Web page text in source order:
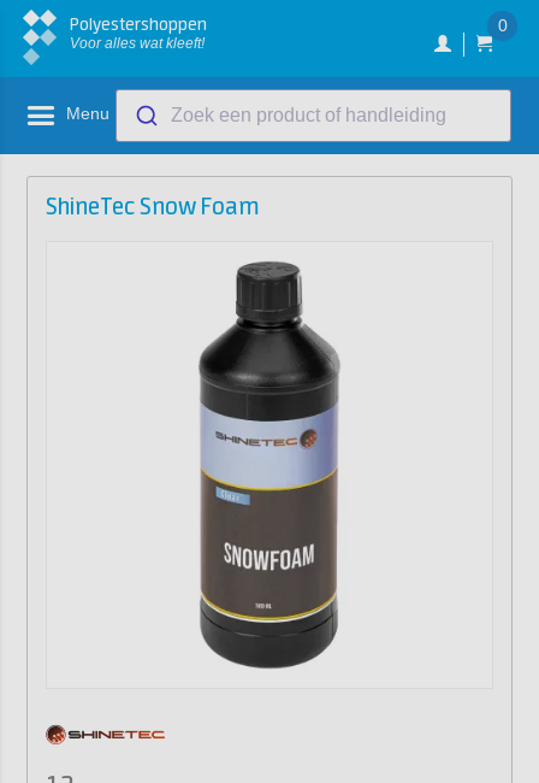
Polyestershoppen
Voor alles wat kleeft!
0
Menu Zoek een product of handleiding
ShineTec Snow Foam